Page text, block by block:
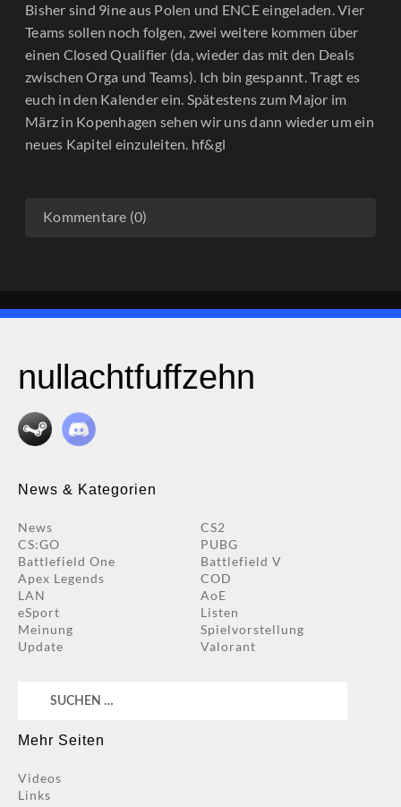
Bisher sind 9ine aus Polen und ENCE eingeladen. Vier
Teams sollen noch folgen, zwei weitere kommen über
einen Closed Qualifier (da, wieder das mit den Deals
zwischen Orga und Teams). Ich bin gespannt. Tragt es
euch in den Kalender ein. Spätestens zum Major im
März in Kopenhagen sehen wir uns dann wieder um ein
neues Kapitel einzuleiten. hf&gl
Kommentare (0)
nullachtfuffzehn
News & Kategorien
News
CS2
CS:GO
PUBG
Battlefield One
Battlefield V
Apex Legends
COD
LAN
AoE
eSport
Listen
Meinung
Spielvorstellung
Update
Valorant
Suchen
Mehr Seiten
Videos
Links